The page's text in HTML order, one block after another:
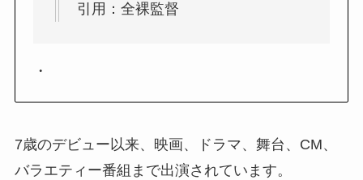
引用：全裸監督
・
7歳のデビュー以来、映画、ドラマ、舞台、CM、
バラエティー番組まで出演されています。